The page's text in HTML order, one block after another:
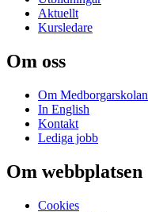
Aktuellt
Kursledare
Om oss
Om Medborgarskolan
In English
Kontakt
Lediga jobb
Om webbplatsen
Cookies